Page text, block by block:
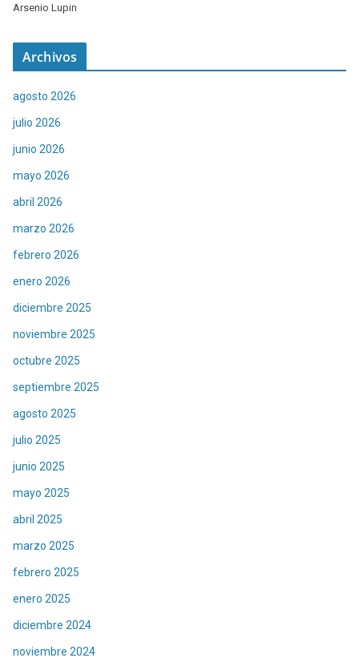
Arsenio Lupin
Archivos
agosto 2026
julio 2026
junio 2026
mayo 2026
abril 2026
marzo 2026
febrero 2026
enero 2026
diciembre 2025
noviembre 2025
octubre 2025
septiembre 2025
agosto 2025
julio 2025
junio 2025
mayo 2025
abril 2025
marzo 2025
febrero 2025
enero 2025
diciembre 2024
noviembre 2024